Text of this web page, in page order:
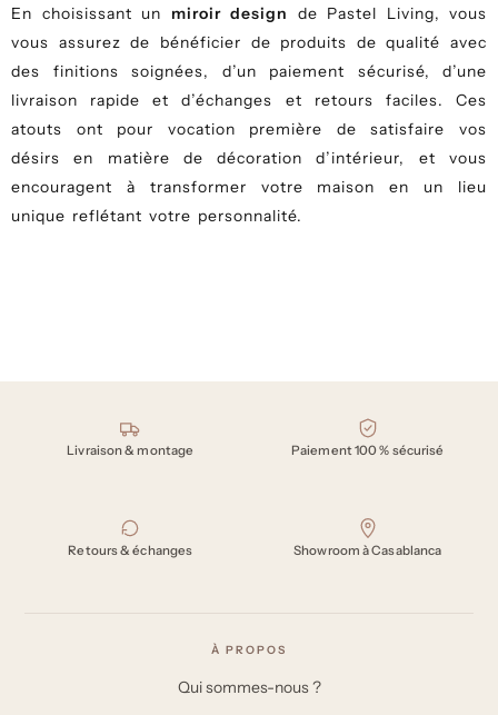
En choisissant un miroir design de Pastel Living, vous
vous assurez de bénéficier de produits de qualité avec
des finitions soignées, d’un paiement sécurisé, d’une
livraison rapide et d’échanges et retours faciles. Ces
atouts ont pour vocation première de satisfaire vos
désirs en matière de décoration d’intérieur, et vous
encouragent à transformer votre maison en un lieu
unique reflétant votre personnalité.
Nos engagements
Livraison & montage Paiement 100 % sécurisé
Retours & échanges Showroom à Casablanca
À PROPOS
Qui sommes-nous ?